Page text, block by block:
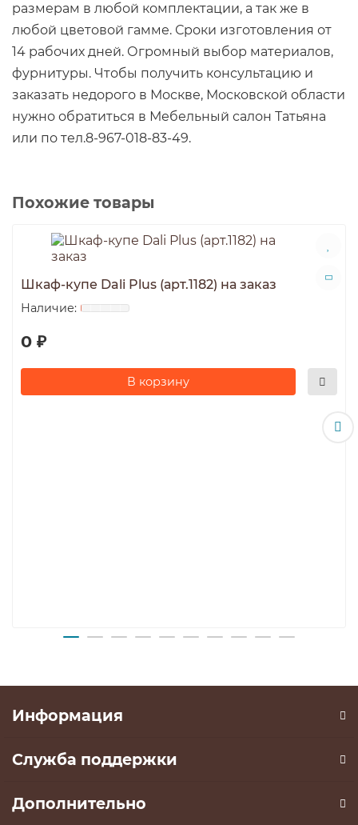
размерам в любой комплектации, а так же в
любой цветовой гамме. Сроки изготовления от
14 рабочих дней. Огромный выбор материалов,
фурнитуры. Чтобы получить консультацию и
заказать недорого в Москве, Московской области
нужно обратиться в Мебельный салон Татьяна
или по тел.8-967-018-83-49.
Похожие товары
Шкаф-купе Dali Plus (арт.1182) на заказ
0 ₽
В корзину
Информация
Служба поддержки
Дополнительно